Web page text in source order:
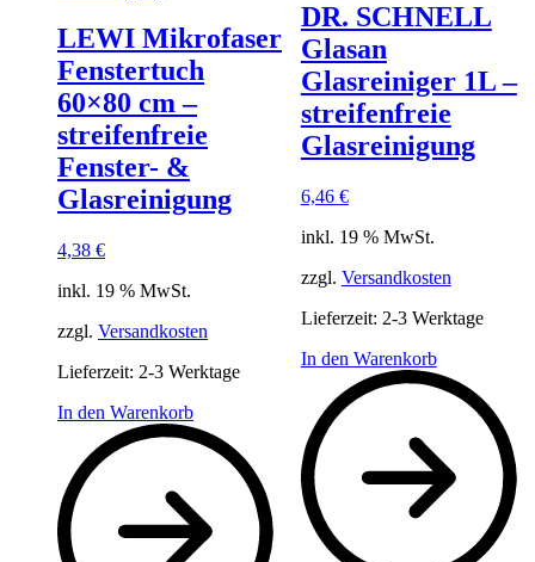
LEWI Mikrofaser
Fenstertuch
60×80 cm –
streifenfreie
Fenster- &
Glasreinigung
4,38 €
inkl. 19 % MwSt.
zzgl. Versandkosten
Lieferzeit: 2-3 Werktage
In den Warenkorb
DR. SCHNELL
Glasan
Glasreiniger 1L –
streifenfreie
Glasreinigung
6,46 €
inkl. 19 % MwSt.
zzgl. Versandkosten
Lieferzeit: 2-3 Werktage
In den Warenkorb